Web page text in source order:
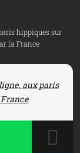
hippiques sur
la France